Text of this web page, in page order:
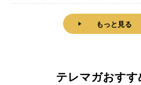
もっと見る
テレマガおす